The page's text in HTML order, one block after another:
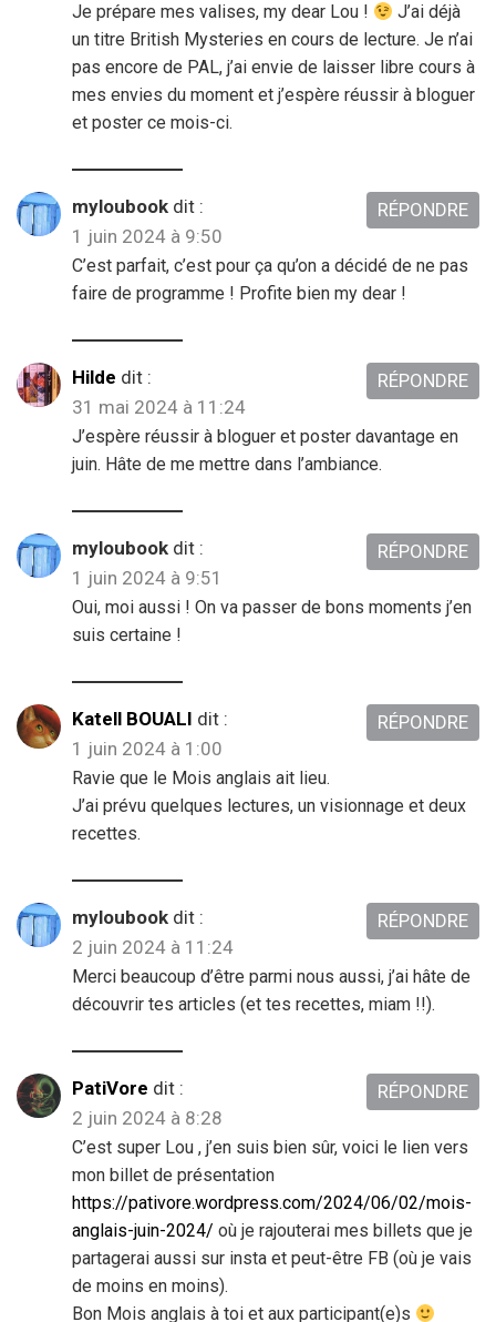
Je prépare mes valises, my dear Lou !
J’ai déjà
un titre British Mysteries en cours de lecture. Je n’ai
pas encore de PAL, j’ai envie de laisser libre cours à
mes envies du moment et j’espère réussir à bloguer
et poster ce mois-ci.
myloubook dit :
1 juin 2024 à 9:50
C’est parfait, c’est pour ça qu’on a décidé de ne pas
faire de programme ! Profite bien my dear !
RÉPONDRE
Hilde dit :
31 mai 2024 à 11:24
J’espère réussir à bloguer et poster davantage en
juin. Hâte de me mettre dans l’ambiance.
RÉPONDRE
myloubook dit :
1 juin 2024 à 9:51
Oui, moi aussi ! On va passer de bons moments j’en
suis certaine !
RÉPONDRE
Katell BOUALI dit :
1 juin 2024 à 1:00
Ravie que le Mois anglais ait lieu.
J’ai prévu quelques lectures, un visionnage et deux
recettes.
RÉPONDRE
myloubook dit :
2 juin 2024 à 11:24
Merci beaucoup d’être parmi nous aussi, j’ai hâte de
découvrir tes articles (et tes recettes, miam !!).
RÉPONDRE
PatiVore dit :
2 juin 2024 à 8:28
C’est super Lou , j’en suis bien sûr, voici le lien vers
mon billet de présentation
https://pativore.wordpress.com/2024/06/02/mois-
anglais-juin-2024/ où je rajouterai mes billets que je
partagerai aussi sur insta et peut-être FB (où je vais
de moins en moins).
Bon Mois anglais à toi et aux participant(e)s
RÉPONDRE